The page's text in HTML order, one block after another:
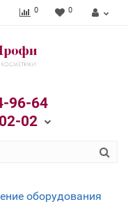
0 0
96-64
02
оборудования